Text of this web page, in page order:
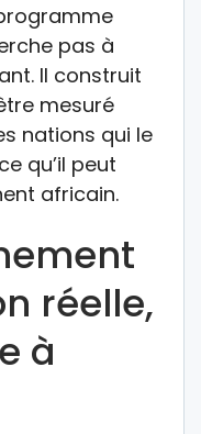
pas à
Il construit
mesuré
nations qui le
qu’il peut
africain.
réelle,
à